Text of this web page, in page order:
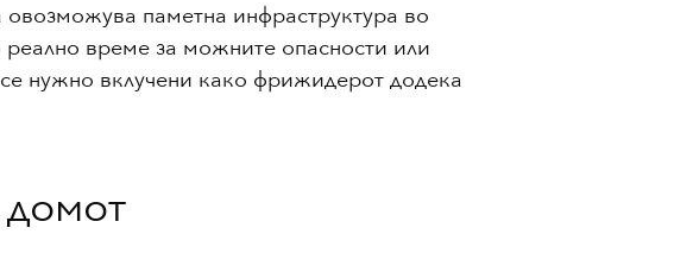
овозможува паметна инфраструктура во
време за можните опасности или
нужно вклучени како фрижидерот додека